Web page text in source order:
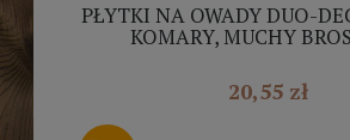
PŁYTKI NA OWADY DUO-
KOMARY, MUCHY
20,55 zł